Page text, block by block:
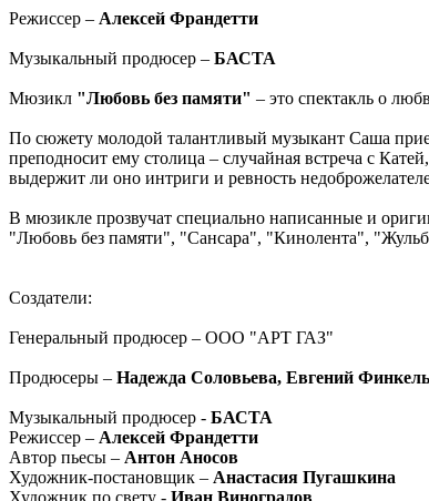
Режиссер – Алексей Франдетти
Музыкальный продюсер – БАСТА
Мюзикл "Любовь без памяти" – это спектакль о
По сюжету молодой талантливый музыкант Саша
преподносит ему столица – случайная встреча с
выдержит ли оно интриги и ревность
В мюзикле прозвучат специально написанные и
"Любовь без памяти", "Сансара", "Кинолента",
Создатели:
Генеральный продюсер – ООО "АРТ ГАЗ"
Продюсеры – Надежда Соловьева, Евгений
Музыкальный продюсер - БАСТА
Режиссер – Алексей Франдетти
Автор пьесы – Антон Аносов
Художник-постановщик – Анастасия Пугашкина
Художник по свету - Иван Виноградов